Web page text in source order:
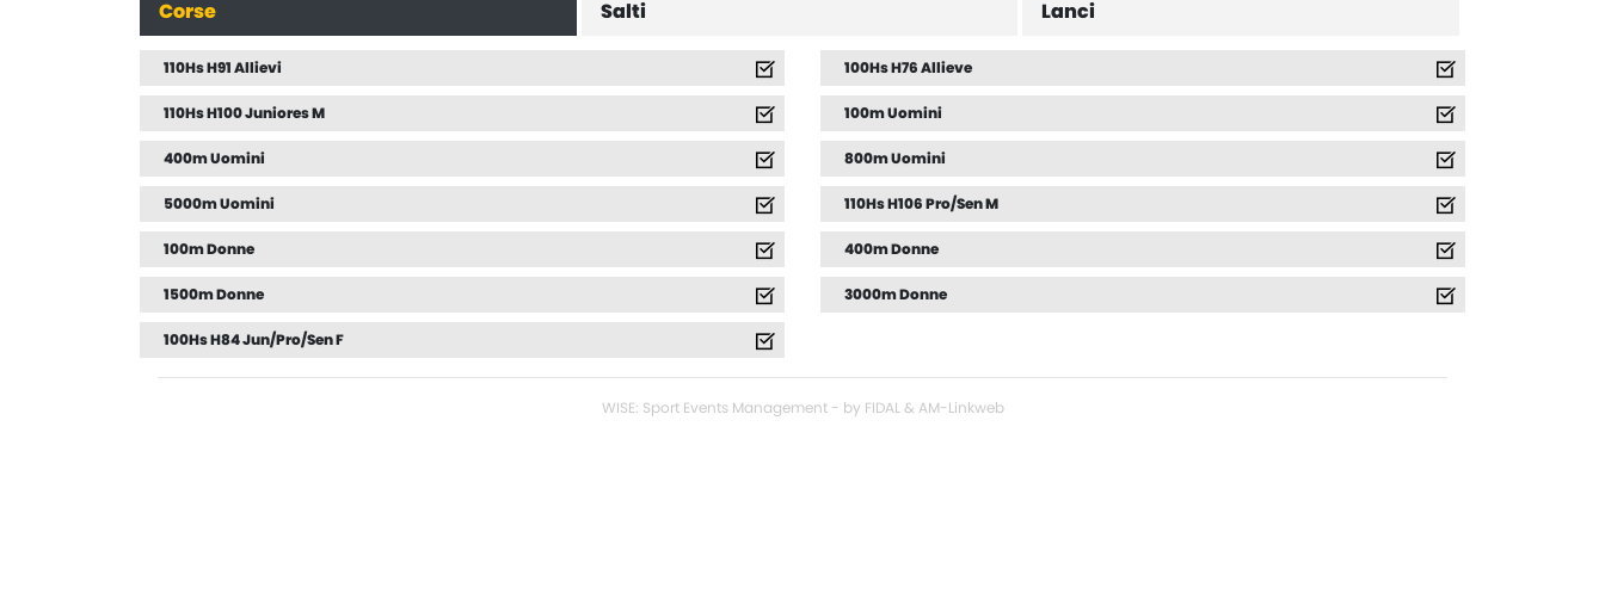
Corse Salti Lanci
110Hs H91 Allievi 100Hs H76 Allieve
110Hs H100 Juniores M 100m Uomini
400m Uomini 800m Uomini
5000m Uomini 110Hs H106 Pro/Sen M
100m Donne 400m Donne
1500m Donne 3000m Donne
100Hs H84 Jun/Pro/Sen F
WISE: Sport Events Management - by FIDAL & AM-Linkweb